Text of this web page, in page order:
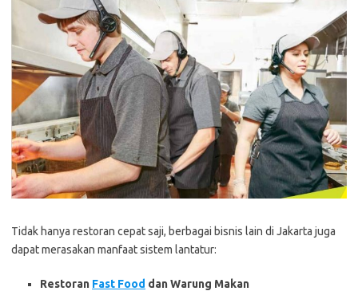
Tidak hanya restoran cepat saji, berbagai bisnis lain di Jakarta juga
dapat merasakan manfaat sistem lantatur:
Restoran Fast Food dan Warung Makan